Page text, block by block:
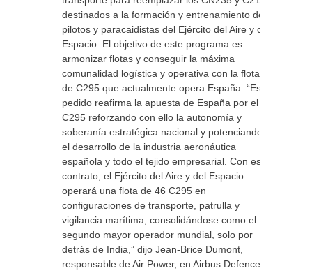
destinados a la formación y entrenamiento de
pilotos y paracaidistas del Ejército del Aire y del
Espacio. El objetivo de este programa es
armonizar flotas y conseguir la máxima
comunalidad logística y operativa con la flota
de C295 que actualmente opera España. “Este
pedido reafirma la apuesta de España por el
C295 reforzando con ello la autonomía y
soberanía estratégica nacional y potenciando
el desarrollo de la industria aeronáutica
española y todo el tejido empresarial. Con este
contrato, el Ejército del Aire y del Espacio
operará una flota de 46 C295 en
configuraciones de transporte, patrulla y
vigilancia marítima, consolidándose como el
segundo mayor operador mundial, solo por
detrás de India,” dijo Jean-Brice Dumont,
responsable de Air Power, en Airbus Defence